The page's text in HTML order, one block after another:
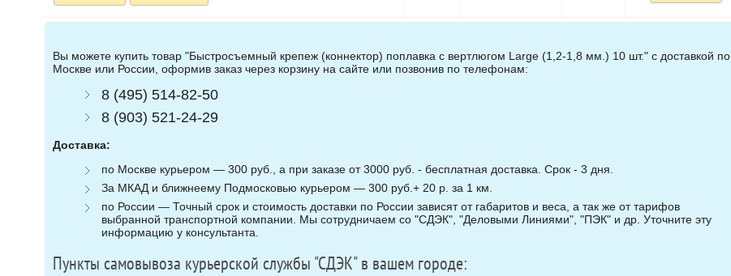
Вы можете купить товар "Быстросъемный крепеж (коннектор) поплавка с вертлюгом Large (1,2-1,8 мм.) 10 шт." с доставкой по
Москве или России, оформив заказ через корзину на сайте или позвонив по телефонам:
8 (495) 514-82-50
8 (903) 521-24-29
Доставка:
по Москве курьером — 300 руб., а при заказе от 3000 руб. - бесплатная доставка. Срок - 3 дня.
За МКАД и ближнеему Подмосковью курьером — 300 руб.+ 20 р. за 1 км.
по России — Точный срок и стоимость доставки по России зависят от габаритов и веса, а так же от тарифов
выбранной транспортной компании. Мы сотрудничаем со "СДЭК", "Деловыми Линиями", "ПЭК" и др. Уточните эту
информацию у консультанта.
Пункты самовывоза курьерской службы "СДЭК" в вашем городе: